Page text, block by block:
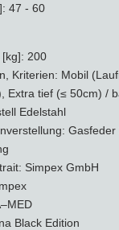
47 - 60
[kg]: 200
Kriterien: Mobil
Extra tief (≤ 50cm) /
Edelstahl
Gasfeder
Simpex GmbH
Black Edition